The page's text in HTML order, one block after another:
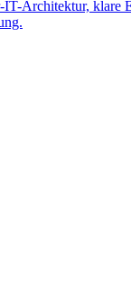
Architektur, klare